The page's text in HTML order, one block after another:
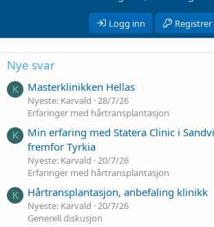
Logg inn Registrer
Nye svar
K Masterklinikken Hellas
Nyeste: Karvald 28/7/26
Erfaringer med hårtransplantasjon
K
Min erfaring med Statera Clinic i
fremfor Tyrkia
Nyeste: Karvald 20/7/26
Erfaringer med hårtransplantasjon
K Hårtransplantasjon, anbefaling klinikk
Nyeste: Karvald 20/7/26
Generell diskusjon